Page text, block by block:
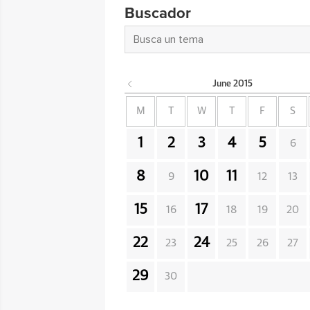
Buscador
June 2015
M W F S
1 2 3 4 5 6
8 9 10 11 12 13
15 16 17 18 19 20
22 23 24 25 26 27
29 30